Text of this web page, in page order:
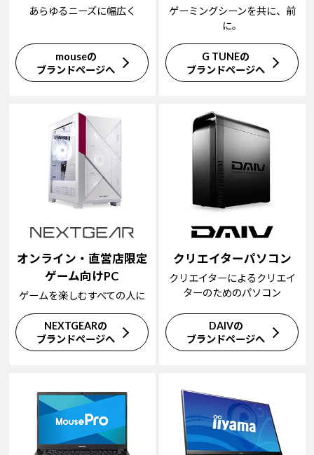
あらゆるニーズに幅広く
mouseの
ブランドページへ
ゲーミングシーンを共に、前
に。
G TUNEの
ブランドページへ
オンライン・直営店限定
ゲーム向けPC
ゲームを楽しむすべての人に
NEXTGEARの
ブランドページへ
クリエイターパソコン
クリエイターによるクリエイ
ターのためのパソコン
DAIVの
ブランドページへ